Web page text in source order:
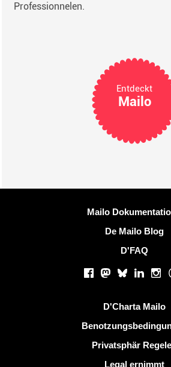
Professionnelen.
Entdeckt
Mailo
Méi InformatiounenMailo
De Mailo Blog
D'FAQ
Sozialen Netzwierker
Facebook
Mastodon
BlueskyLinkedIn
D'Charta Mailo
Privatsphär
Legal ernimmt